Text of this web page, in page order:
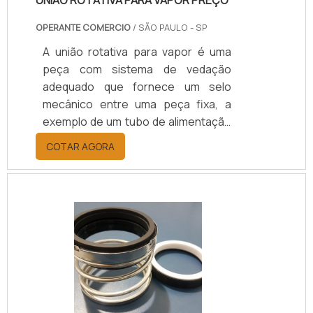
OPERANTE COMERCIO / SÃO PAULO - SP
A união rotativa para vapor é uma
peça com sistema de vedação
adequado que fornece um selo
mecânico entre uma peça fixa, a
exemplo de um tubo de alimentação
estacionário, e uma outra rotativa,
como um tambor ou cilindro
giratório, permitindo a transferência
o meio entre ou saia durante a
rotação dos dispositivos.MAIS
INFORMAÇÕES SOBRE O PRODUTOA
união rotativa para vapor preço
justo pode ser instalada no final de
um eixo ou ao seu redor. Apesar de
COTAR AGORA